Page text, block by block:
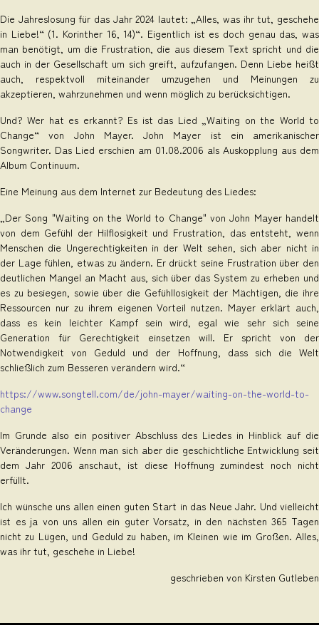
Die Jahreslosung für das Jahr 2024 lautet: „Alles, was ihr tut, geschehe
in Liebe!“ (1. Korinther 16, 14)“. Eigentlich ist es doch genau das, was
man benötigt, um die Frustration, die aus diesem Text spricht und die
auch in der Gesellschaft um sich greift, aufzufangen. Denn Liebe heißt
auch, respektvoll miteinander umzugehen und Meinungen zu
akzeptieren, wahrzunehmen und wenn möglich zu berücksichtigen.
Und? Wer hat es erkannt? Es ist das Lied „Waiting on the World to
Change“ von John Mayer. John Mayer ist ein amerikanischer
Songwriter. Das Lied erschien am 01.08.2006 als Auskopplung aus dem
Album Continuum.
Eine Meinung aus dem Internet zur Bedeutung des Liedes:
„Der Song "Waiting on the World to Change" von John Mayer handelt
von dem Gefühl der Hilflosigkeit und Frustration, das entsteht, wenn
Menschen die Ungerechtigkeiten in der Welt sehen, sich aber nicht in
der Lage fühlen, etwas zu ändern. Er drückt seine Frustration über den
deutlichen Mangel an Macht aus, sich über das System zu erheben und
es zu besiegen, sowie über die Gefühllosigkeit der Mächtigen, die ihre
Ressourcen nur zu ihrem eigenen Vorteil nutzen. Mayer erklärt auch,
dass es kein leichter Kampf sein wird, egal wie sehr sich seine
Generation für Gerechtigkeit einsetzen will. Er spricht von der
Notwendigkeit von Geduld und der Hoffnung, dass sich die Welt
schließlich zum Besseren verändern wird.“
https://www.songtell.com/de/john-mayer/waiting-on-the-world-to-
change
Im Grunde also ein positiver Abschluss des Liedes in Hinblick auf die
Veränderungen. Wenn man sich aber die geschichtliche Entwicklung seit
dem Jahr 2006 anschaut, ist diese Hoffnung zumindest noch nicht
erfüllt.
Ich wünsche uns allen einen guten Start in das Neue Jahr. Und vielleicht
ist es ja von uns allen ein guter Vorsatz, in den nächsten 365 Tagen
nicht zu Lügen, und Geduld zu haben, im Kleinen wie im Großen. Alles,
was ihr tut, geschehe in Liebe!
geschrieben von Kirsten Gutleben